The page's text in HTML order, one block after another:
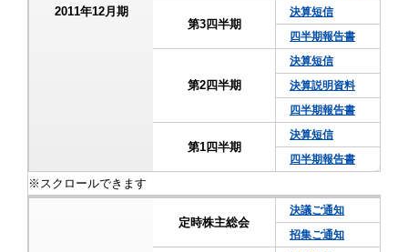
2011年12月期
第3四半期
決算短信
四半期報告書
第2四半期
決算短信
決算説明資料
四半期報告書
第1四半期
決算短信
四半期報告書
定時株主総会
決議ご通知
招集ご通知